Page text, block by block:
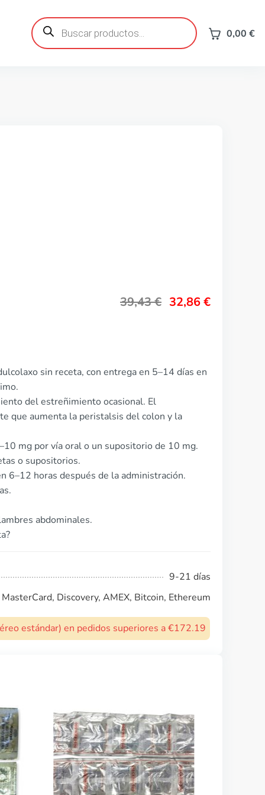
Búsqueda
de
productos 0,00 €
39,43€ 32,86€
sin receta, con entrega en 5–14 días en
del estreñimiento ocasional. El
que aumenta la peristalsis del colon y la
mg por vía oral o un supositorio de 10 mg.
o supositorios.
6–12 horas después de la administración.
abdominales.
9-21 días
Discovery, AMEX, Bitcoin, Ethereum
estándar) en pedidos superiores a €172.19